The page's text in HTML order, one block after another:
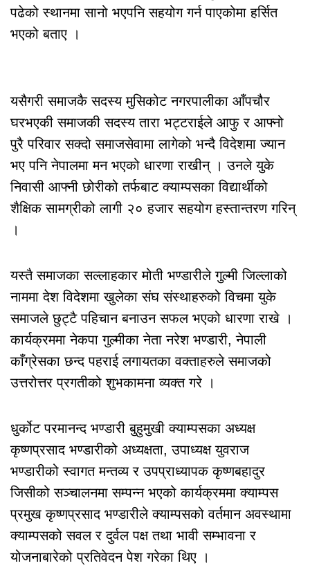
पढेको स्थानमा सानो भएपनि सहयोग गर्न पाएकोमा हर्सित
भएको बताए ।
यसैगरी समाजकै सदस्य मुसिकोट नगरपालीका आँपचौर
घरभएकी समाजकी सदस्य तारा भट्टराईले आफु र आफ्नो
पुरै परिवार सक्दो समाजसेवामा लागेको भन्दै विदेशमा ज्यान
भए पनि नेपालमा मन भएको धारणा राखीन् । उनले युके
निवासी आफ्नी छोरीको तर्फबाट क्याम्पसका विद्यार्थीको
शैक्षिक सामग्रीको लागी २० हजार सहयोग हस्तान्तरण गरिन्
।
यस्तै समाजका सल्लाहकार मोती भण्डारीले गुल्मी जिल्लाको
नाममा देश विदेशमा खुलेका संघ संस्थाहरुको विचमा युके
समाजले छुट्टै पहिचान बनाउन सफल भएको धारणा राखे ।
कार्यक्रममा नेकपा गुल्मीका नेता नरेश भण्डारी, नेपाली
काँग्रेसका छन्द पहराई लगायतका वक्ताहरुले समाजको
उत्तरोत्तर प्रगतीको शुभकामना व्यक्त गरे ।
धुर्कोट परमानन्द भण्डारी बुहुमुखी क्याम्पसका अध्यक्ष
कृष्णप्रसाद भण्डारीको अध्यक्षता, उपाध्यक्ष युवराज
भण्डारीको स्वागत मन्तव्य र उपप्राध्यापक कृष्णबहादुर
जिसीको सञ्चालनमा सम्पन्न भएको कार्यक्रममा क्याम्पस
प्रमुख कृष्णप्रसाद भण्डारीले क्याम्पसको वर्तमान अवस्थामा
क्याम्पसको सवल र दुर्वल पक्ष तथा भावी सम्भावना र
योजनाबारेको प्रतिवेदन पेश गरेका थिए ।